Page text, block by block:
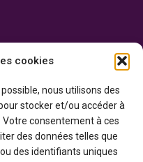
cookies
nous utilisons des
stocker et/ou accéder à
consentement à ces
des données telles que
des identifiants uniques
financier du gouvernement de
l’entremise du ministère du